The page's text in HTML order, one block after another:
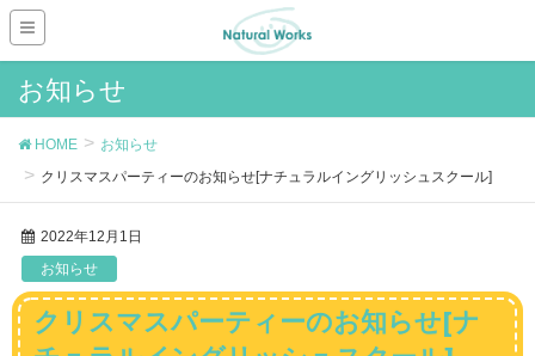
お知らせ
HOME
お知らせ
クリスマスパーティーのお知らせ[ナチュラルイングリッシュスクール]
2022年12月1日
お知らせ
クリスマスパーティーのお知らせ[ナ